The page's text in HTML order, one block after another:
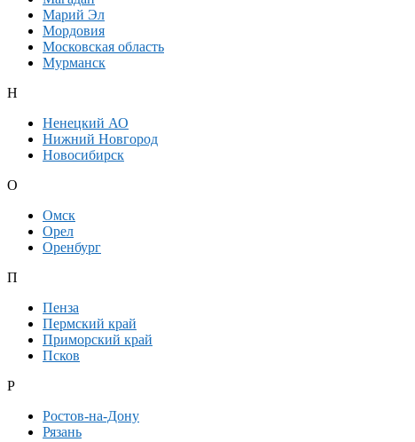
Марий Эл
Мордовия
Московская область
Мурманск
Н
Ненецкий АО
Нижний Новгород
Новосибирск
О
Омск
Орел
Оренбург
П
Пенза
Пермский край
Приморский край
Псков
Р
Ростов-на-Дону
Рязань